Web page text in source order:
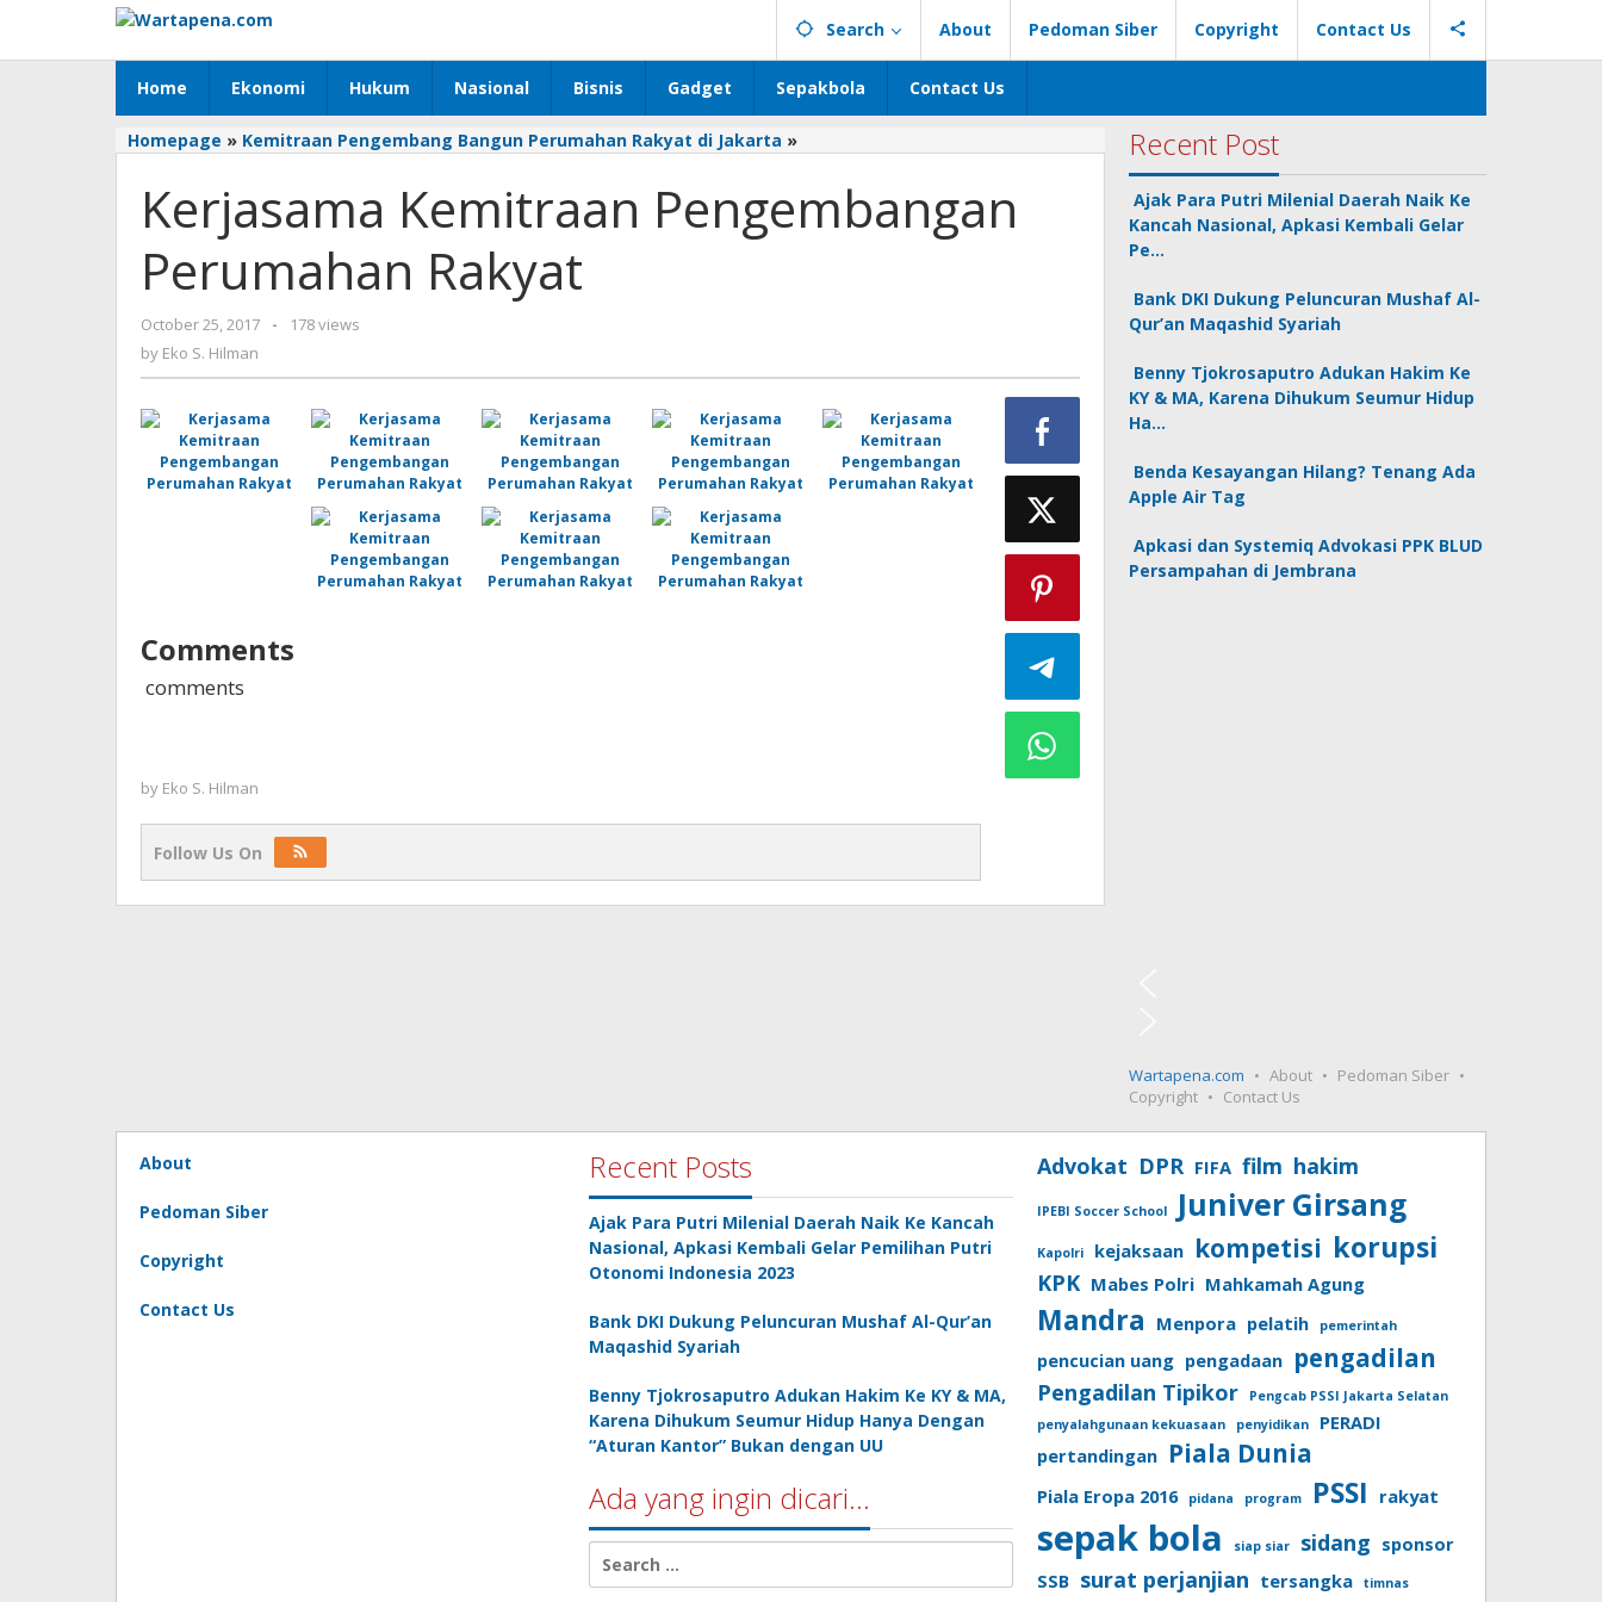
content
Search About Pedoman Siber Copyright Contact Us
Home Ekonomi Hukum Nasional Bisnis Gadget Sepakbola Contact Us
Homepage » Kemitraan Pengembang Bangun Perumahan Rakyat di Jakarta »
Pengembangan
Perumahan
Kerjasama Kemitraan Pengembangan
Perumahan Rakyat
October 25, 2017
by
-
178 views
by Eko S. Hilman
Comments
comments
by Eko S. Hilman
Follow Us On
Recent Post
Ajak Para Putri Milenial Daerah Naik Ke
Kancah Nasional, Apkasi Kembali Gelar
Pe…
Bank DKI Dukung Peluncuran Mushaf Al-
Qur’an Maqashid Syariah
Benny Tjokrosaputro Adukan Hakim Ke
KY & MA, Karena Dihukum Seumur Hidup
Ha…
Benda Kesayangan Hilang? Tenang Ada
Apple Air Tag
Apkasi dan Systemiq Advokasi PPK BLUD
Persampahan di Jembrana
Wartapena.com About
Pedoman Siber
Copyright
Contact Us
About
Pedoman Siber
Copyright
Contact Us
Recent Posts
Ajak Para Putri Milenial Daerah Naik Ke Kancah
Nasional, Apkasi Kembali Gelar Pemilihan Putri
Otonomi Indonesia 2023
Bank DKI Dukung Peluncuran Mushaf Al-Qur’an
Maqashid Syariah
Benny Tjokrosaputro Adukan Hakim Ke KY & MA,
Karena Dihukum Seumur Hidup Hanya Dengan
“Aturan Kantor” Bukan dengan UU
Ada yang ingin dicari…
for:
Advokat DPR FIFA film hakim
IPEBI Soccer School Juniver Girsang
Kapolri kejaksaan kompetisi korupsi
KPK Mabes Polri Mahkamah Agung
Mandra Menpora pelatih pemerintah
pencucian uang pengadaan pengadilan
Pengadilan Tipikor
Pengcab PSSI Jakarta Selatan
penyalahgunaan kekuasaan
penyidikan
PERADI
pertandingan Piala Dunia
Piala Eropa 2016 pidana program PSSI rakyat
sepak bola siap siar sidang sponsor
SSB surat perjanjian tersangka timnas